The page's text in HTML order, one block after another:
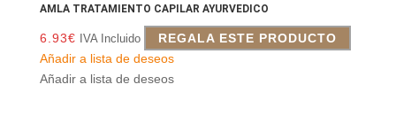
AMLA TRATAMIENTO CAPILAR AYURVEDICO
6.93€ IVA Incluido
REGALA ESTE PRODUCTO
Añadir a lista de deseos
Añadir a lista de deseos